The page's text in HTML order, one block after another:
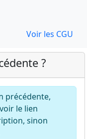
Voir les CGU
?
précédente,
le lien
sinon